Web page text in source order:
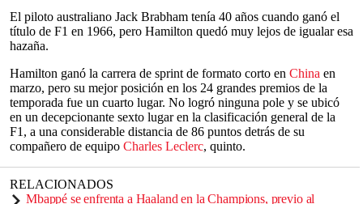
El piloto australiano Jack Brabham tenía 40 años cuando ganó el
título de F1 en 1966, pero Hamilton quedó muy lejos de igualar esa
hazaña.
Hamilton ganó la carrera de sprint de formato corto en China en
marzo, pero su mejor posición en los 24 grandes premios de la
temporada fue un cuarto lugar. No logró ninguna pole y se ubicó
en un decepcionante sexto lugar en la clasificación general de la
F1, a una considerable distancia de 86 puntos detrás de su
compañero de equipo Charles Leclerc, quinto.
RELACIONADOS
Mbappé se enfrenta a Haaland en la Champions, previo al